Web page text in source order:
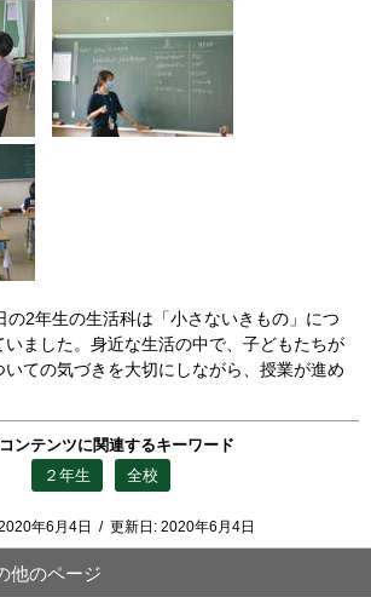
2年生の生活科は「小さないきもの」につ
いました。身近な生活の中で、子どもたちが
ての気づきを大切にしながら、授業が進め
ンテンツに関連するキーワード
２年生
全校
年6月4日 / 更新日: 2020年6月4日
他のページ